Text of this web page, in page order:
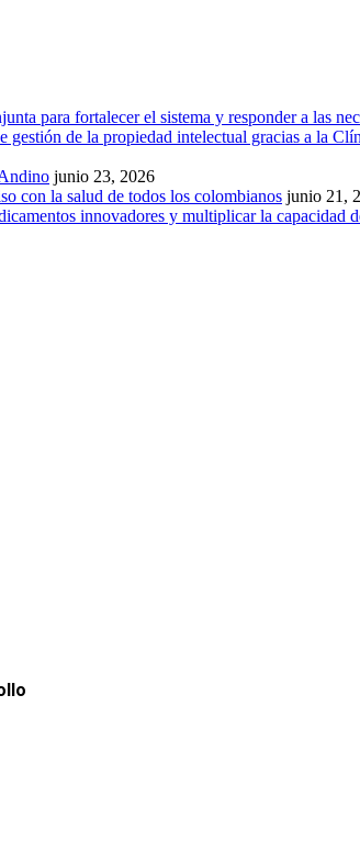
para fortalecer el sistema y responder a las
gestión de la propiedad intelectual gracias a la
junio 23, 2026
con la salud de todos los colombianos junio 21,
innovadores y multiplicar la capacidad